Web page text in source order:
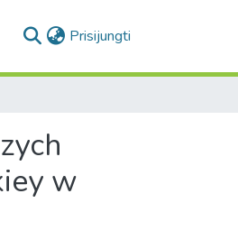
Prisijungti
w